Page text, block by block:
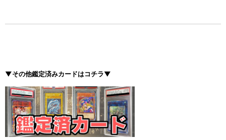
▼その他鑑定済みカードはコチラ▼